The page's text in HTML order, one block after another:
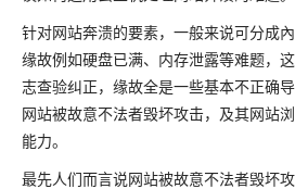
针对网站奔溃的要素，一般来说可分成
缘故例如硬盘已满、内存泄露等难题，
志查验纠正，缘故全是一些基本不正确
网站被故意不法者毁坏攻击，及其网站
能力。
最先人们而言说网站被故意不法者毁坏